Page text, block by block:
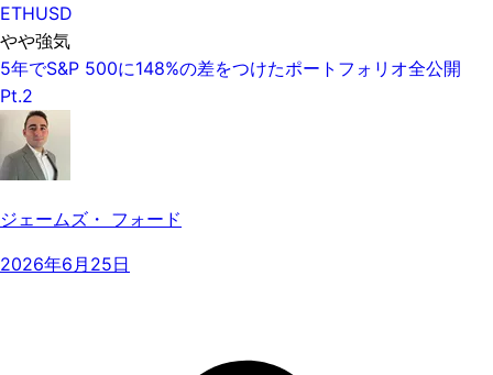
ETHUSD
やや強気
5年でS&P 500に148%の差をつけたポートフォリオ全公開
Pt.2
ジェームズ・ フォード
2026年6月25日